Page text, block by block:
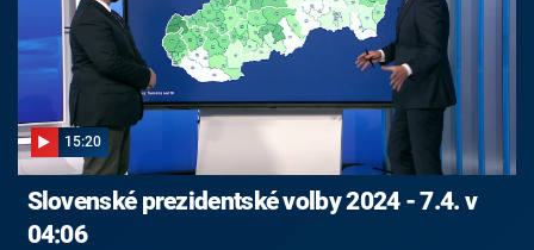
15:20
Slovenské prezidentské volby 2024 - 7.4. v
04:06